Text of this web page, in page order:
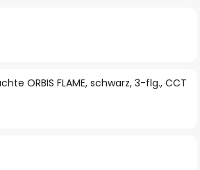
ORBIS FLAME, schwarz, 3-flg., CCT